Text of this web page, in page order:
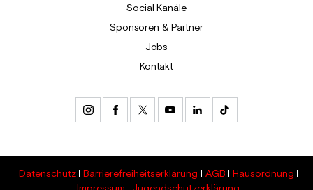
Social Kanäle
Sponsoren & Partner
Jobs
Kontakt
Datenschutz Barrierefreiheitserklärung AGB
Hausordnung